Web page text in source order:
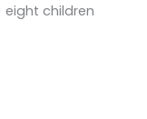
children